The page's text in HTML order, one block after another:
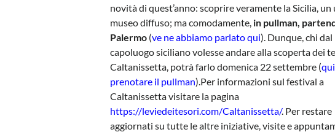
novità di quest’anno: scoprire veramente la Sicilia, un
museo diffuso; ma comodamente, in pullman,
Palermo (ve ne abbiamo parlato qui). Dunque, chi dal
capoluogo siciliano volesse andare alla scoperta dei
Caltanissetta, potrà farlo domenica 22 settembre (
prenotare il pullman).Per informazioni sul festival a
Caltanissetta visitare la pagina
https://leviedeitesori.com/Caltanissetta/. Per restare
aggiornati su tutte le altre iniziative, visite e